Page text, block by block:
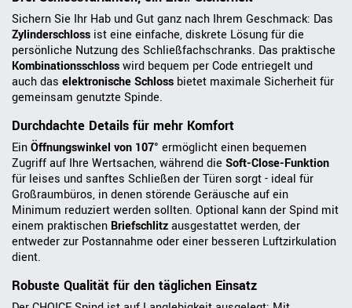
Sichern Sie Ihr Hab und Gut ganz nach Ihrem Geschmack: Das
Zylinderschloss ist eine einfache, diskrete Lösung für die
persönliche Nutzung des Schließfachschranks. Das praktische
Kombinationsschlosswird bequem per Code entriegelt und
auch das elektronische Schloss bietet maximale Sicherheit für
gemeinsam genutzte Spinde.
Durchdachte Details für mehr Komfort
EinÖffnungswinkel von 107° ermöglicht einen bequemen
Zugriff auf Ihre Wertsachen, während die Soft-Close-Funktion
für leises und sanftes Schließen der Türen sorgt - ideal für
Großraumbüros, in denen störende Geräusche auf ein
Minimum reduziert werden sollten. Optional kann der Spind mit
einem praktischen Briefschlitzausgestattet werden, der
entweder zur Postannahme oder einer besseren Luftzirkulation
dient.
Robuste Qualität für den täglichen Einsatz